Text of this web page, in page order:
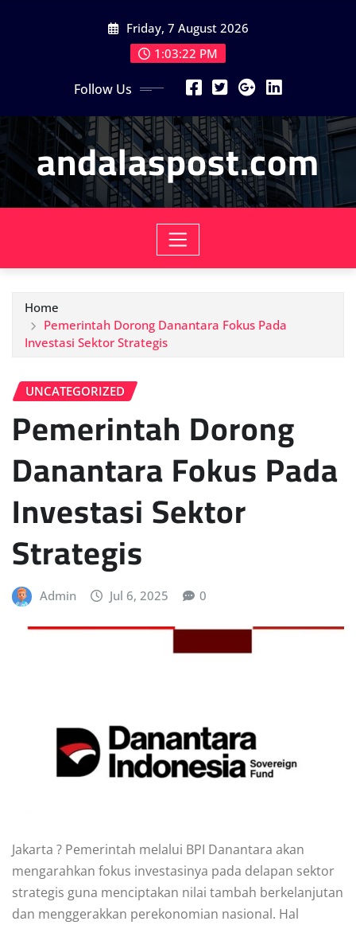
Friday, 7 August 2026
1:03:24 PM
Follow Us
andalaspost.com
Home
Pemerintah Dorong Danantara Fokus Pada
Investasi Sektor Strategis
UNCATEGORIZED
Pemerintah Dorong
Danantara Fokus Pada
Investasi Sektor
Strategis
Admin Jul 6, 2025 0
Jakarta ? Pemerintah melalui BPI Danantara akan
mengarahkan fokus investasinya pada delapan sektor
strategis guna menciptakan nilai tambah berkelanjutan
dan menggerakkan perekonomian nasional. Hal